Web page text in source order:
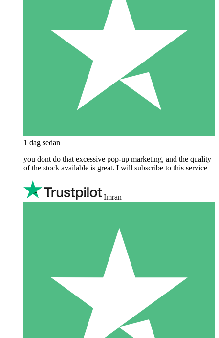
1 dag sedan
you dont do that excessive pop-up marketing, and the quality
of the stock available is great. I will subscribe to this service
Imran